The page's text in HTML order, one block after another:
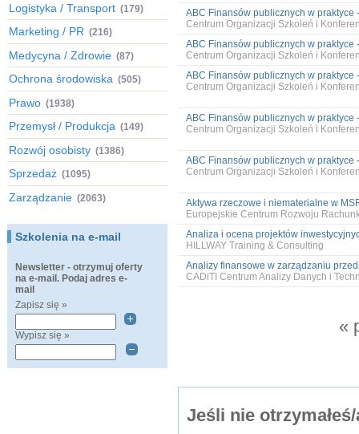
Logistyka / Transport (179)
Marketing / PR (216)
Medycyna / Zdrowie (87)
Ochrona środowiska (505)
Prawo (1938)
Przemysł / Produkcja (149)
Rozwój osobisty (1386)
Sprzedaż (1095)
Zarządzanie (2063)
Szkolenia na e-mail
Newsletter - otrzymuj oferty
na e-mail. Podaj adres e-
mail
Zapisz się »
Wypisz się »
ABC Finansów publicznych w praktyce
Centrum Organizacji Szkoleń i
ABC Finansów publicznych w praktyce
Centrum Organizacji Szkoleń i
ABC Finansów publicznych w praktyce
Centrum Organizacji Szkoleń i
ABC Finansów publicznych w praktyce
Centrum Organizacji Szkoleń i
ABC Finansów publicznych w praktyce
Centrum Organizacji Szkoleń i
Aktywa rzeczowe i niematerialne w
Europejskie Centrum Rozwoju
Analiza i ocena projektów
HILLWAY Training & Consulting
Analizy finansowe w zarządzaniu
CADiTI Centrum Analizy Danych i
«
Jeśli nie